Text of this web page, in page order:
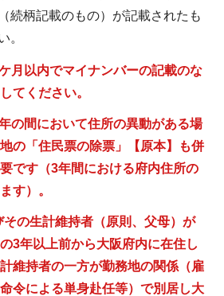
続柄記載のもの）が記載されたも
。
月以内でマイナンバーの記載のな
てください。
の間において住所の異動がある場
の「住民票の除票」【原本】も併
です（3年間における府内住所の
す）。
の生計維持者（原則、父母）が
3年以上前から大阪府内に在住し
維持者の一方が勤務地の関係（雇
令による単身赴任等）で別居し大